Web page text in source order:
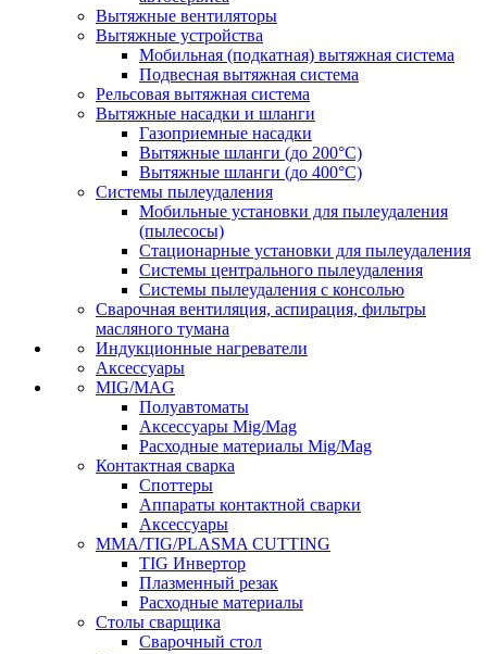
Вытяжные вентиляторы
Вытяжные устройства
Мобильная (подкатная) вытяжная система
Подвесная вытяжная система
Рельсовая вытяжная система
Вытяжные насадки и шланги
Газоприемные насадки
Вытяжные шланги (до 200°C)
Вытяжные шланги (до 400°C)
Системы пылеудаления
Мобильные установки для пылеудаления
(пылесосы)
Стационарные установки для пылеудаления
Системы центрального пылеудаления
Системы пылеудаления с консолью
Сварочная вентиляция, аспирация, фильтры
масляного тумана
Индукционные нагреватели
Аксессуары
MIG/MAG
Полуавтоматы
Аксессуары Mig/Mag
Расходные материалы Mig/Mag
Контактная сварка
Споттеры
Аппараты контактной сварки
Аксессуары
MMA/TIG/PLASMA CUTTING
TIG Инвертор
Плазменный резак
Расходные материалы
Столы сварщика
Сварочный стол